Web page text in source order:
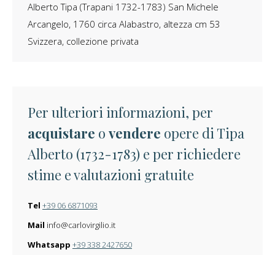
Alberto Tipa (Trapani 1732-1783) San Michele
Arcangelo, 1760 circa Alabastro, altezza cm 53
Svizzera, collezione privata
Per ulteriori informazioni, per
acquistare o vendere opere di Tipa
Alberto (1732-1783) e per richiedere
stime e valutazioni gratuite
Tel +39 06 6871093
Mail info@carlovirgilio.it
Whatsapp +39 338 2427650